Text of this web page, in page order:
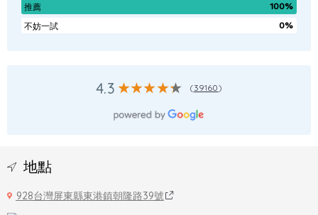
推薦
100%
不妨一試
0%
4.3 (39160)
地點
928台灣屏東縣東港鎮朝隆路39號